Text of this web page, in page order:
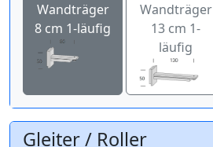
Wandträger
8 cm 1-läufig
Wandträger
13 cm 1-
läufig
Gleiter / Roller